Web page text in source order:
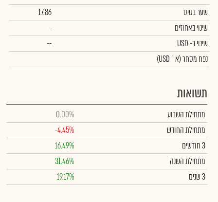
שער בסיס
17.86
שינוי באחוזים
--
שינויב- USD
--
נפח מסחר(א` USD)
תשואות
מתחילת השבוע
0.00%
מתחילת החודש
-4.45%
3 חודשים
16.49%
מתחילת השנה
31.46%
3 שנים
19.17%